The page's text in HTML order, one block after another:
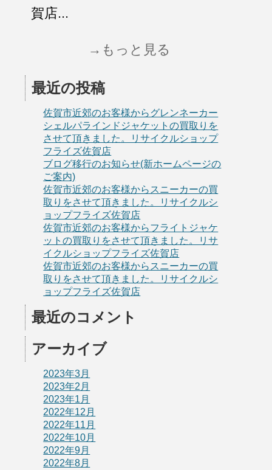
賀店...
→もっと見る
最近の投稿
佐賀市近郊のお客様からグレンネーカー
シェルパラインドジャケットの買取りを
させて頂きました。リサイクルショップ
フライズ佐賀店
ブログ移行のお知らせ(新ホームページの
ご案内)
佐賀市近郊のお客様からスニーカーの買
取りをさせて頂きました。リサイクルシ
ョップフライズ佐賀店
佐賀市近郊のお客様からフライトジャケ
ットの買取りをさせて頂きました。リサ
イクルショップフライズ佐賀店
佐賀市近郊のお客様からスニーカーの買
取りをさせて頂きました。リサイクルシ
ョップフライズ佐賀店
最近のコメント
アーカイブ
2023年3月
2023年2月
2023年1月
2022年12月
2022年11月
2022年10月
2022年9月
2022年8月